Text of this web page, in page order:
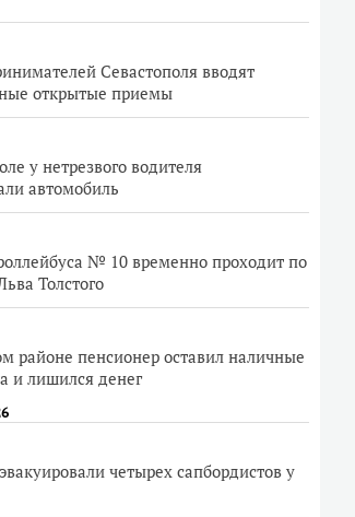
Севастополя вводят
открытые приемы
у нетрезвого водителя
автомобиль
№ 10 временно проходит по
Толстого
районе пенсионер оставил наличные
и лишился денег
четырех сапбордистов у